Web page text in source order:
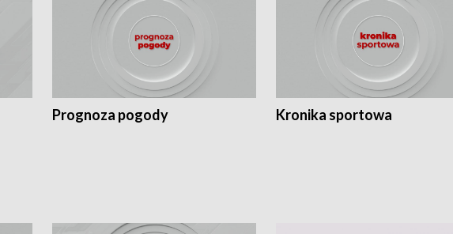
Prognoza pogody Kronika sportowa